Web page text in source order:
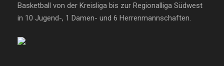
Basketball von der Kreisliga bis zur Regionalliga Südwest
in 10 Jugend-, 1 Damen- und 6 Herrenmannschaften.